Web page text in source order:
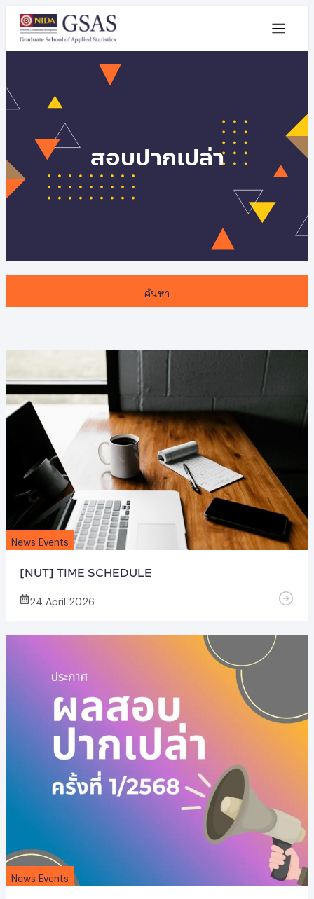
สอบปากเปล่า
ค้นหา
News Events
[NUT] TIME SCHEDULE
24 April 2026
News Events